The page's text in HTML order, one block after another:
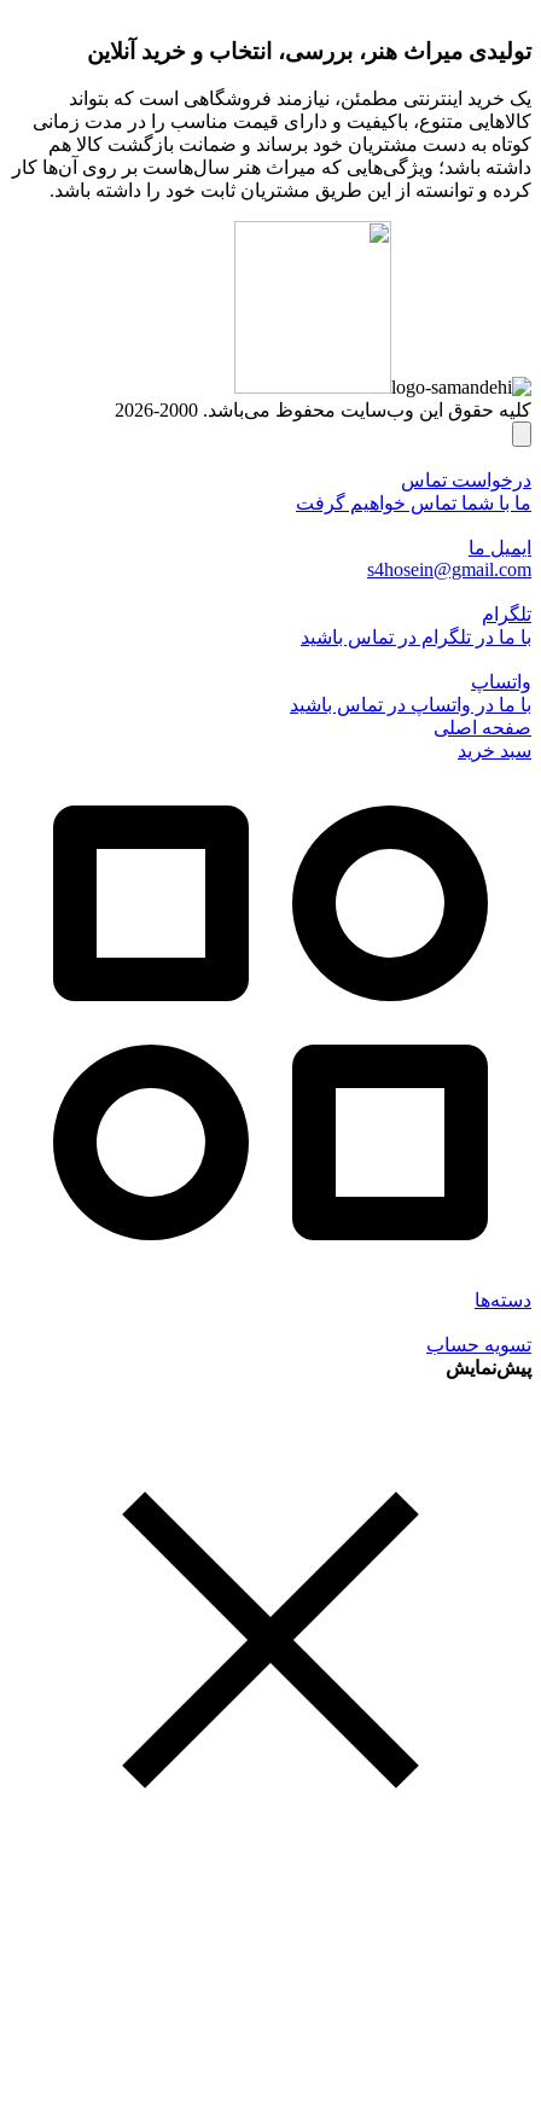
تولیدی میراث هنر، بررسی، انتخاب و خرید آنلاین
یک خرید اینترنتی مطمئن، نیازمند فروشگاهی است که بتواند
کالاهایی متنوع، باکیفیت و دارای قیمت مناسب را در مدت زمانی
کوتاه به دست مشتریان خود برساند و ضمانت بازگشت کالا هم
داشته باشد؛ ویژگی‌هایی که میراث هنر سال‌هاست بر روی آن‌ها کار
کرده و توانسته از این طریق مشتریان ثابت خود را داشته باشد.
کلیه حقوق این وب‌سایت محفوظ می‌باشد. 2000-2026
درخواست تماس
ما با شما تماس خواهیم گرفت
ایمیل ما
s4hosein@gmail.com
تلگرام
با ما در تلگرام در تماس باشید
واتساپ
با ما در واتساپ در تماس باشید
صفحه اصلی
سبد خرید
دسته‌ها
تسویه حساب
پیش‌نمایش